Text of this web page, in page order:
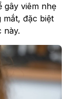
gây viêm nhẹ
đặc biệt
này.